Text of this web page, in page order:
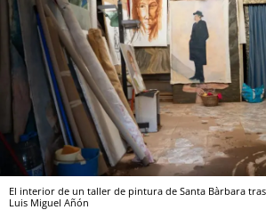
El interior de un taller de pintura de Santa Bàrbara tras
Luis Miguel Añón